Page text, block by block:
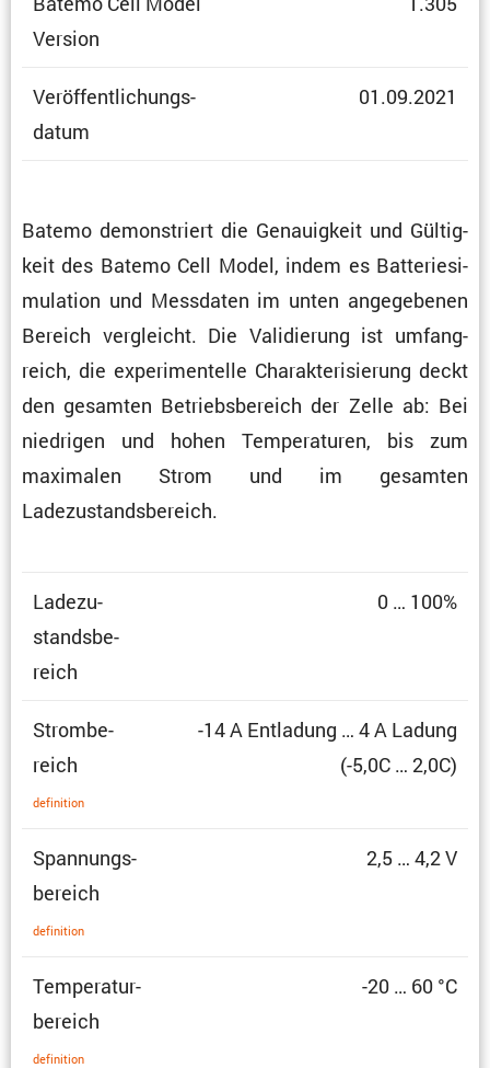
Version
Veröf­fent­li­chungs­
datum
01.09.2021
Batemo demons­triert die Genau­ig­keit und Gültig­
keit des Batemo Cell Model, indem es Batte­rie­si­
mu­la­tion und Messdaten im unten angege­benen
Bereich vergleicht. Die Validie­rung ist umfang­
reich, die experi­men­telle Charak­te­ri­sie­rung deckt
den gesamten Betriebs­be­reich der Zelle ab: Bei
niedrigen und hohen Tempe­ra­turen, bis zum
maximalen Strom und im gesamten
Ladezustandsbereich.
Ladezu­
stands­be­
reich
0 … 100%
Strom­be­
reich
defini­tion
-14 A Entla­dung … 4 A Ladung
(-5,0C … 2,0C)
Spannungs­
be­reich
defini­tion
2,5 … 4,2 V
Tempe­ra­tur­
be­reich
defini­tion
-20 … 60 °C